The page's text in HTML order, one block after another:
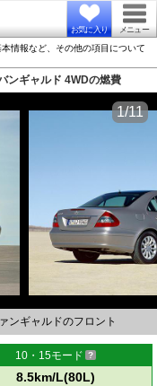
お気に入り メニュー
情報など、その他の項目について
ンギャルド 4WDの燃費
ンギャルドのフロント
1/11
10・15モード
8.5km/L(80L)